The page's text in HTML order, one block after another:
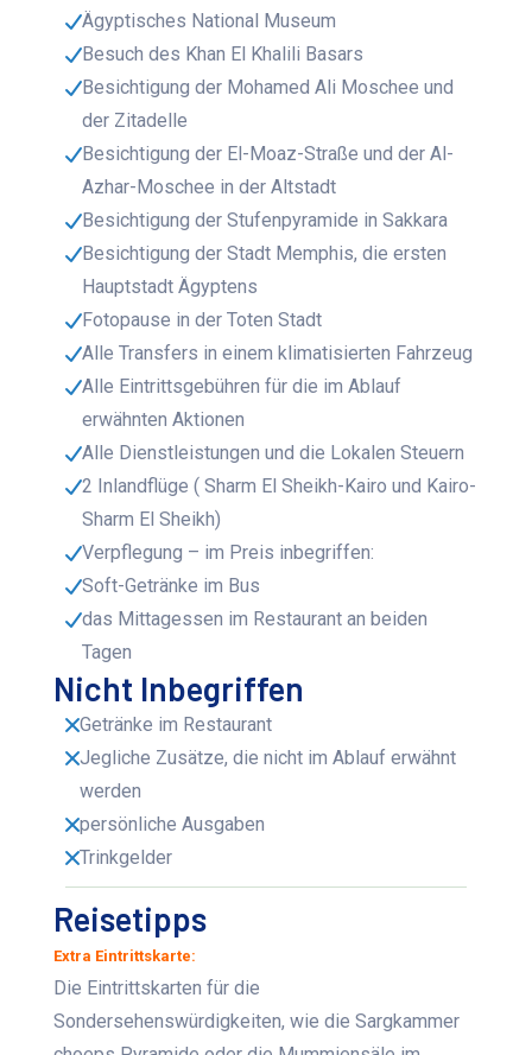
Ägyptisches National Museum
Besuch des Khan El Khalili Basars
Besichtigung der Mohamed Ali Moschee und
der Zitadelle
Besichtigung der El-Moaz-Straße und der Al-
Azhar-Moschee in der Altstadt
Besichtigung der Stufenpyramide in Sakkara
Besichtigung der Stadt Memphis, die ersten
Hauptstadt Ägyptens
Fotopause in der Toten Stadt
Alle Transfers in einem klimatisierten Fahrzeug
Alle Eintrittsgebühren für die im Ablauf
erwähnten Aktionen
Alle Dienstleistungen und die Lokalen Steuern
2 Inlandflüge ( Sharm El Sheikh-Kairo und Kairo-
Sharm El Sheikh)
Verpflegung – im Preis inbegriffen:
Soft-Getränke im Bus
das Mittagessen im Restaurant an beiden
Tagen
Nicht Inbegriffen
Getränke im Restaurant
Jegliche Zusätze, die nicht im Ablauf erwähnt
werden
persönliche Ausgaben
Trinkgelder
Reisetipps
Extra Eintrittskarte:
Die Eintrittskarten für die
Sondersehenswürdigkeiten, wie die Sargkammer